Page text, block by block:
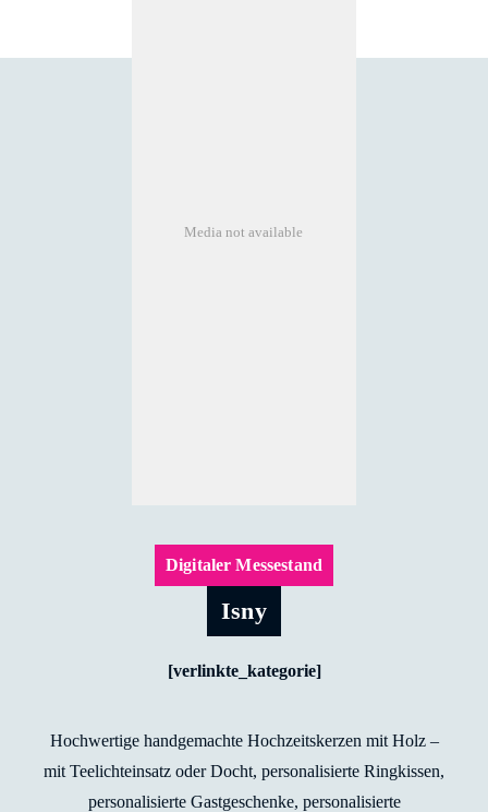
Digitaler Messestand
Isny
[verlinkte_kategorie]
Hochwertige handgemachte Hochzeitskerzen mit Holz –
mit Teelichteinsatz oder Docht, personalisierte Ringkissen,
personalisierte Gastgeschenke, personalisierte
Media not available